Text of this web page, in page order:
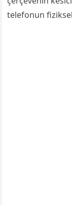
telefonun fiziksel